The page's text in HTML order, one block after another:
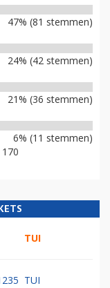
47% (81 stemmen)
24% (42 stemmen)
21% (36 stemmen)
6% (11 stemmen)
TUI
TUI